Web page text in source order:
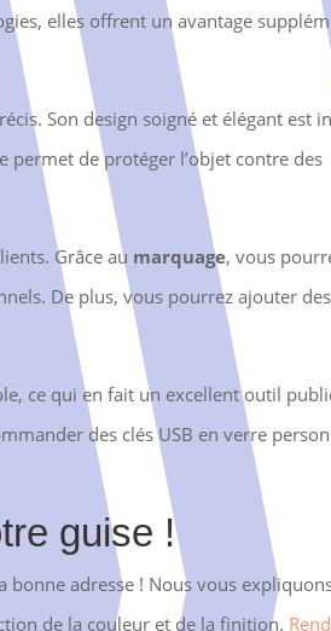
elles offrent un avantage
Son design soigné et élégant est
permet de protéger l’objet contre des
Grâce au marquage, vous
De plus, vous pourrez ajouter
ce qui en fait un excellent outil
des clés USB en verre
guise !
bonne adresse ! Nous vous
de la couleur et de la finition.